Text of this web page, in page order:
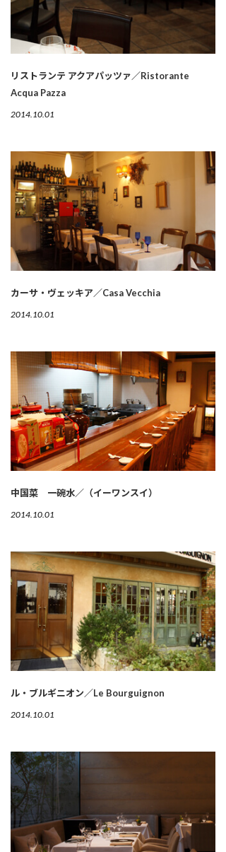
リストランテ アクアパッツァ／Ristorante
Acqua Pazza
2014.10.01
カーサ・ヴェッキア／Casa Vecchia
2014.10.01
中国菜 一碗水／（イーワンスイ）
2014.10.01
ル・ブルギニオン／Le Bourguignon
2014.10.01